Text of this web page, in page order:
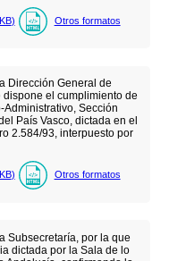
KB) Otros formatos
Dirección General de
dispone el cumplimiento de
Sección
País Vasco, dictada en el
2.584/93, interpuesto por
KB) Otros formatos
Subsecretaría, por la que
dictada por la Sala de lo